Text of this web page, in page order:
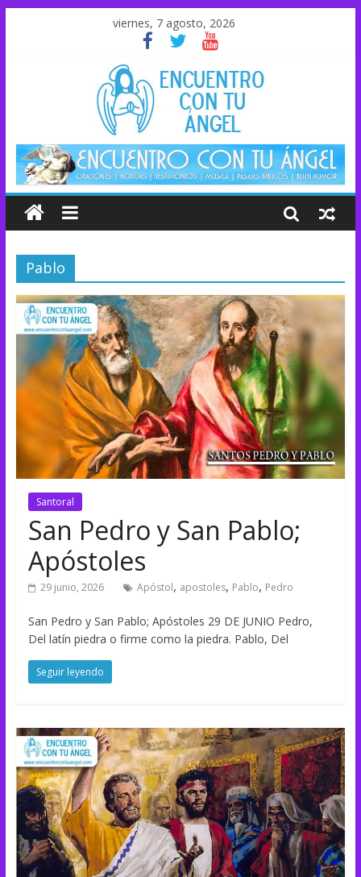
viernes, 7 agosto, 2026
Pablo
Santoral
San Pedro y San Pablo;
Apóstoles
29 junio, 2026 Apóstol, apostoles, Pablo, Pedro
San Pedro y San Pablo; Apóstoles 29 DE JUNIO Pedro,
Del latín piedra o firme como la piedra. Pablo, Del
Seguir leyendo